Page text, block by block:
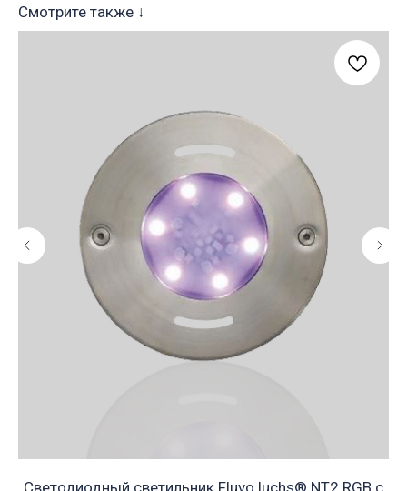
Смотрите также ↓
Светодиодный светильник Fluvo luchs® NT2 RGB с